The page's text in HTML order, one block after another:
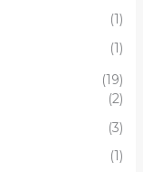
(1)
(1)
(19)
(2)
(3)
(1)